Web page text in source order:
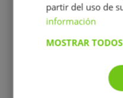
Las clases muy bien
todo lo que
05.12.2025
partir del uso de
información
MOSTRAR